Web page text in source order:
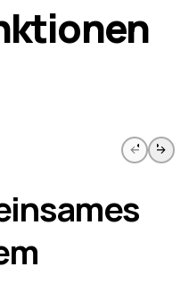
ktionen
Zur vorherigen Seite springen Weiter